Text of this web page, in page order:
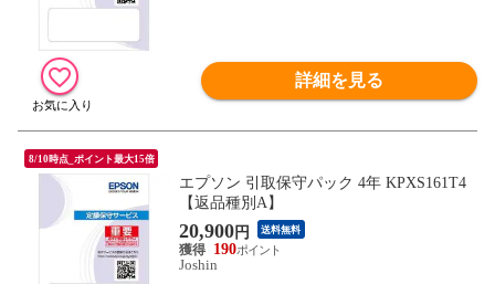
詳細を見る
8/10時点_ポイント最大15倍
エプソン 引取保守パック 4年 KPXS161T4
【返品種別A】
20,900円 送料無料
190
Joshin